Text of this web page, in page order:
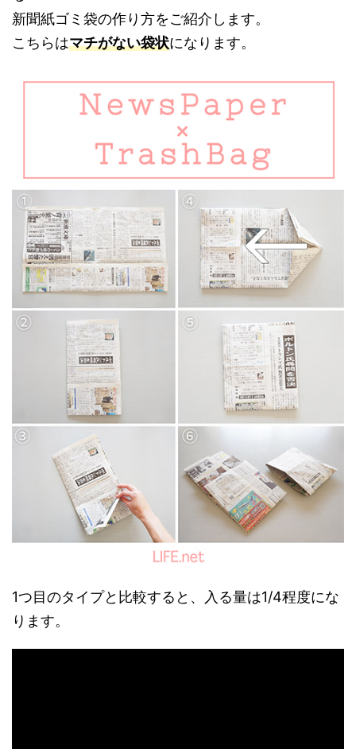
新聞紙ゴミ袋の作り方をご紹介します。
こちらはマチがない袋状になります。
1つ目のタイプと比較すると、入る量は1/4程度にな
ります。